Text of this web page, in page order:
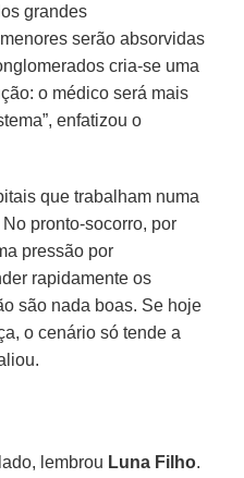
grandes
serão absorvidas
cria-se uma
o médico será mais
enfatizou o
que trabalham numa
pronto-socorro, por
pressão por
rapidamente os
são nada boas. Se hoje
o cenário só tende a
lembrou Luna Filho.